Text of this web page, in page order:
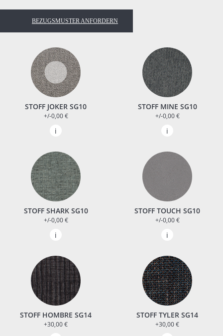
BEZUGSMUSTER ANFORDERN
STOFF JOKER SG10
+/-0,00 €
STOFF MINE SG10
+/-0,00 €
STOFF SHARK SG10
+/-0,00 €
STOFF TOUCH SG10
+/-0,00 €
STOFF HOMBRE SG14
+30,00 €
STOFF TYLER SG14
+30,00 €